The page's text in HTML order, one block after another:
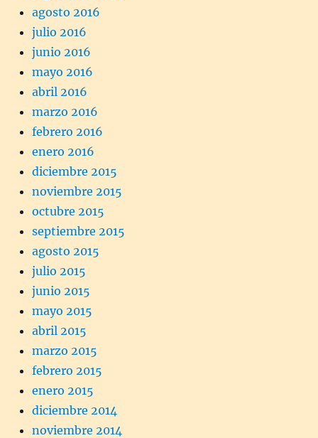
agosto 2016
julio 2016
junio 2016
mayo 2016
abril 2016
marzo 2016
febrero 2016
enero 2016
diciembre 2015
noviembre 2015
octubre 2015
septiembre 2015
agosto 2015
julio 2015
junio 2015
mayo 2015
abril 2015
marzo 2015
febrero 2015
enero 2015
diciembre 2014
noviembre 2014